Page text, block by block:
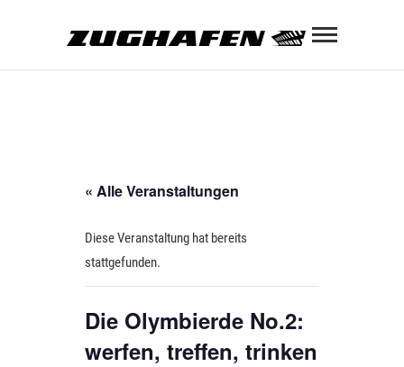
« Alle Veranstaltungen
Diese Veranstaltung hat bereits
stattgefunden.
Die Olymbierde No.2:
werfen, treffen, trinken